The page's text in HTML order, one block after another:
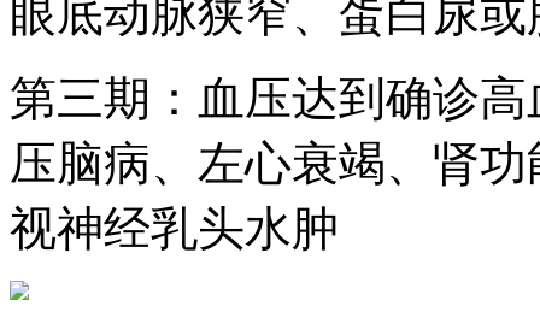
眼底动脉狭窄、蛋白尿
第三期：血压达到确诊
压脑病、左心衰竭、肾
视神经乳头水肿